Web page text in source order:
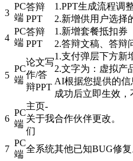
3
PC
端
答辩
PPT
1.PPT生成流程调
2.新增供用户选择
4
PC
端
答辩
PPT
1.新增套餐抵扣券
2.答辩文稿、答辩
5
PC
端
论文写
作/答
辩PPT
1.支付弹层下方新
2.文字为：虚拟产
AI根据您提供的
成功后立即生效，
6
PC
端
主页-
关于我
们
合作伙伴更改。
7
PC
端
全系统其他已知BUG修复